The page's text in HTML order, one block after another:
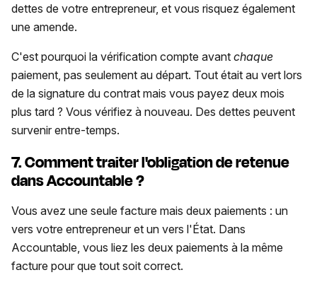
dettes de votre entrepreneur, et vous risquez également
une amende.
C'est pourquoi la vérification compte avant chaque
paiement, pas seulement au départ. Tout était au vert lors
de la signature du contrat mais vous payez deux mois
plus tard ? Vous vérifiez à nouveau. Des dettes peuvent
survenir entre-temps.
7. Comment traiter l'obligation de retenue
dans Accountable ?
Vous avez une seule facture mais deux paiements : un
vers votre entrepreneur et un vers l'État. Dans
Accountable, vous liez les deux paiements à la même
facture pour que tout soit correct.